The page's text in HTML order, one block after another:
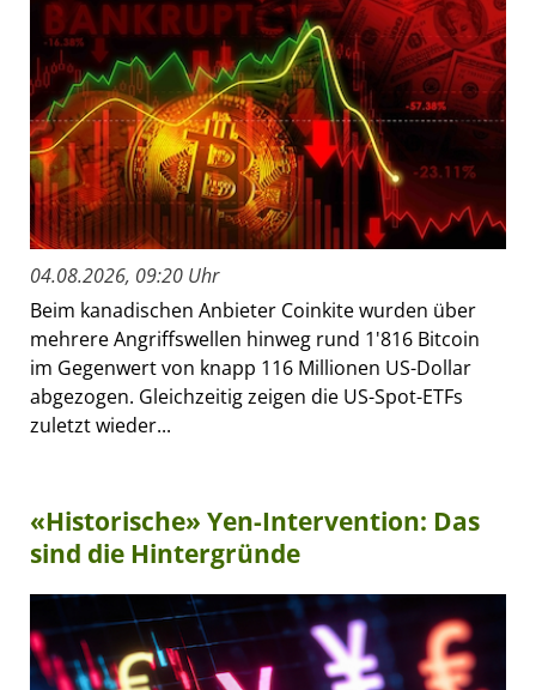
04.08.2026, 09:20 Uhr
Beim kanadischen Anbieter Coinkite wurden über
mehrere Angriffswellen hinweg rund 1'816 Bitcoin
im Gegenwert von knapp 116 Millionen US-Dollar
abgezogen. Gleichzeitig zeigen die US-Spot-ETFs
zuletzt wieder...
«Historische» Yen-Intervention: Das
sind die Hintergründe